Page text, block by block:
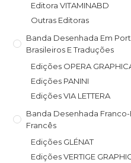
Editora VITAMINABD
Outras Editoras
Banda Desenhada Em
Brasileiros E Traduções
Edições OPERA
Edições PANINI
Edições VIA LETTERA
Banda Desenhada
Francês
Edições GLÉNAT
Edições VERTIGE